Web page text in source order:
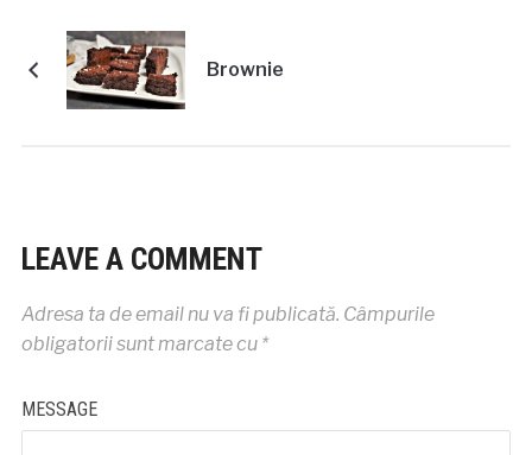
Brownie
LEAVE A COMMENT
Adresa ta de email nu va fi publicată. Câmpurile
obligatorii sunt marcate cu *
MESSAGE